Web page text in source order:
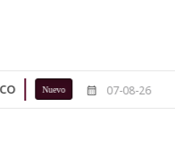
El viaje del jíkuri: